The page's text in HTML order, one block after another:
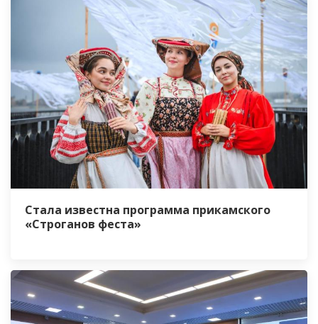
Стала известна программа прикамского
«Строганов феста»